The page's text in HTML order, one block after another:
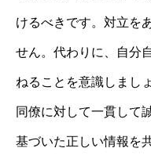
けるべきです。対立を
せん。代わりに、自分
ねることを意識しまし
同僚に対して一貫して
基づいた正しい情報を